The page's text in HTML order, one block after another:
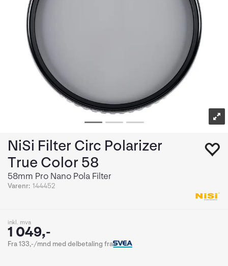
NiSi Filter Circ Polarizer
True Color 58
58mm Pro Nano Pola Filter
Varenr: 144452
inkl. mva
1 049,-
Fra 133,-/mnd med delbetaling fra